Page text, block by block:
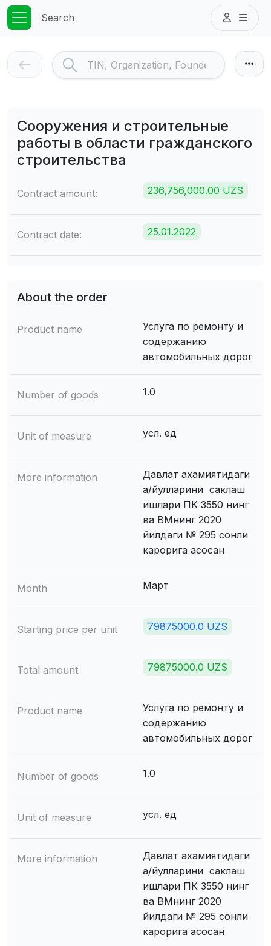
Search
Сооружения и строительные
работы в области гражданского
строительства
Contract amount: 236,756,000.00 UZS
Contract date: 25.01.2022
About the order
Product name
Услуга по ремонту и
содержанию
автомобильных дорог
Number of goods 1.0
Unit of measure усл. ед
More information
Давлат ахамиятидаги
а/йулларини саклаш
ишлари ПК 3550 нинг
ва ВМнинг 2020
йилдаги № 295 сонли
карорига асосан
Month Март
Starting price per unit 79875000.0 UZS
Total amount 79875000.0 UZS
Product name
Услуга по ремонту и
содержанию
автомобильных дорог
Number of goods 1.0
Unit of measure усл. ед
More information
Давлат ахамиятидаги
а/йулларини саклаш
ишлари ПК 3550 нинг
ва ВМнинг 2020
йилдаги № 295 сонли
карорига асосан